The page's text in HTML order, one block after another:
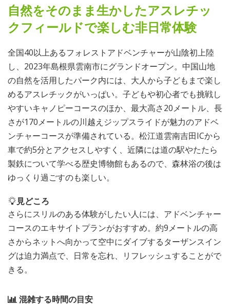
自然をそのまま生かしたアスレチッ
クフィールドで楽しむ非日常体験
全国40以上あるフォレストアドベンチャーが山陰初上陸
し、2023年島根県雲南市にグランドオープン。中国山地
の自然を活用したパーク内には、大人から子どもまで楽し
めるアスレチックがいっぱい。子どもや初心者でも挑戦し
やすいキャノピーコースのほか、最大高さ20メートル、長
さが170メートルの川越えジップスライドが魅力のアドベ
ンチャーコースが準備されている。松江道雲南吉田ICから
車で約5分とアクセスしやすく、近隣には道の駅やたたら
製鉄について学べる歴史博物館もあるので、森林浴の後は
ゆっくり過ごすのも楽しい。
見どころ
さらにスリルのある体験がしたい人には、アドベンチャー
コースのエキサイトプランがおすすめ。約9メートルの高
さからネットへ向かって空中にダイブするターザンスイン
グは迫力満点で、日常を忘れ、リフレッシュすることがで
きる。
混雑する時間の目安